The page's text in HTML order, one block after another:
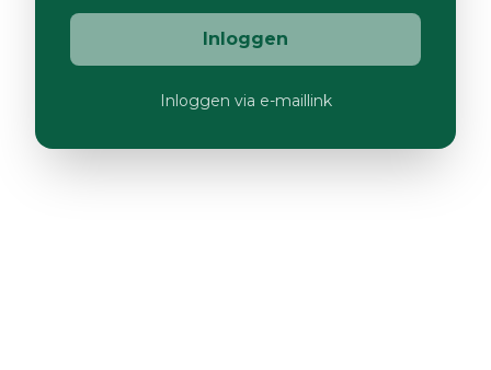
Inloggen
Inloggen via e-maillink